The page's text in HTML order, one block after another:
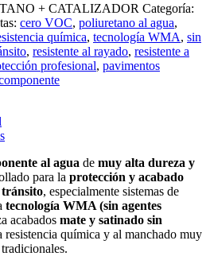
+ CATALIZADOR Categoría:
cero VOC, poliuretano al agua,
química, tecnología WMA, sin
, resistente al rayado, resistente a
profesional, pavimentos
al agua de muy alta dureza y
para la protección y acabado
tránsito, especialmente sistemas de
tecnología WMA (sin agentes
acabados mate y satinado sin
resistencia química y al manchado muy